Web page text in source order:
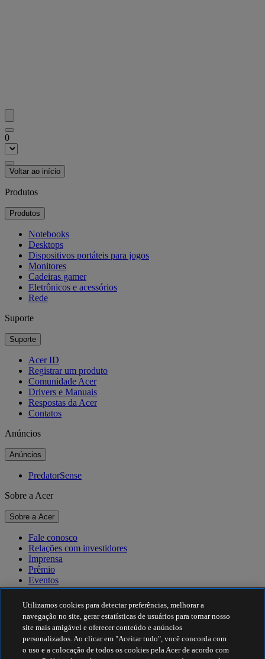
0
Voltar ao início
Produtos
Produtos
Notebooks
Desktops
Dispositivos portáteis para jogos
Monitores
Cadeiras gamer
Eletrônicos e acessórios
Rede
Suporte
Suporte
Acer ID
Registrar um produto
Comunidade Acer
Drivers e Manuais
Respostas da Acer
Contatos
Anúncios
Anúncios
PredatorSense
Sobre a Acer
Sobre a Acer
Fale conosco
Relações com investidores
Imprensa
Prêmio
Eventos
Sustentabilidade
Sustentabilidade
Responsabilidade social corporativa
Pegada de carbono do produto
Utilizamos cookies para detectar preferências, melhorar a
navegação no site, gerar estatísticas de usuários para tornar nosso
site mais amigável e oferecer conteúdo e anúncios
personalizados. Ao clicar em "Aceitar tudo", você concorda com
o uso e a colocação de todos os cookies pela Acer de acordo com